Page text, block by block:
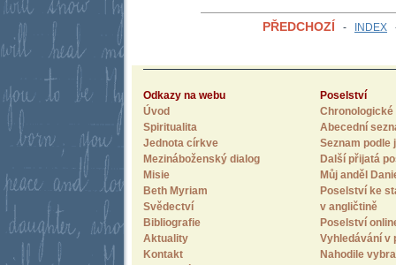
PŘEDCHOZÍ - INDEX
Odkazy na webu
Úvod
Spiritualita
Jednota církve
Mezináboženský dialog
Misie
Beth Myriam
Svědectví
Bibliografie
Aktuality
Kontakt
Poselství
Chronologické
Abecední
Seznam
Další přijatá
Můj anděl
Poselství ke
v angličtině
Poselství
Vyhledávání v
Nahodile